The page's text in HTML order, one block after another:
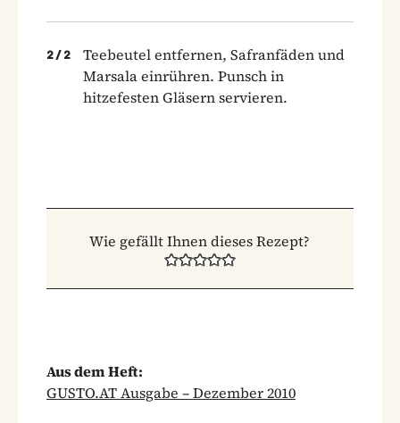
2 / 2
Teebeutel entfernen, Safranfäden und
Marsala einrühren. Punsch in
hitzefesten Gläsern servieren.
Wie gefällt Ihnen dieses Rezept?
Aus dem Heft:
GUSTO.AT Ausgabe – Dezember 2010